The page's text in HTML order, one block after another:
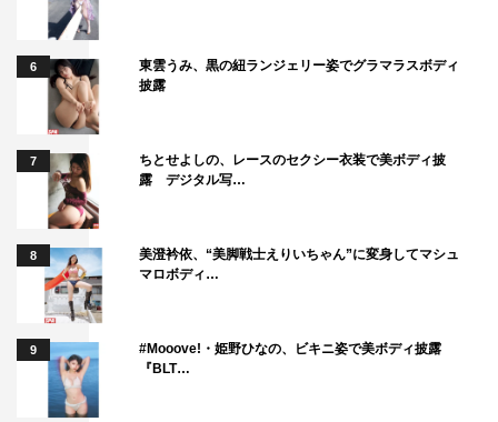
6月17日（土）スタート
出演：鈴木亮平 石橋杏奈 山崎育三郎 市川実日子／柳
沢慎吾 おかやまはじめ 竹財輝之助 井之脇海 犬飼直
紀／神野三鈴 平田満
監督：御法川修（『すーちゃんまいちゃんさわ子さん』
『人生、いろどり』『泣き虫ピエロの結婚式』）
脚本：池田奈津子（「砂の塔～知りすぎた隣人」「アリス
の棘」「アルジャーノンに花束を」）
音楽：サキタハヂメ（「フランケンシュタインの恋」「ど
根性ガエル」「シャキーン！」）
原作：魚乃目三太（少年画報社刊『思い出食堂』より）
チーフプロデューサー：武田吉孝
6
東雲うみ、黒の紐ランジェリー姿でグラマラスボディ
披露
7
ちとせよしの、レースのセクシー衣装で美ボディ披
露 デジタル写…
8
美澄衿依、“美脚戦士えりいちゃん”に変身してマシュ
マロボディ…
9
#Mooove!・姫野ひなの、ビキニ姿で美ボディ披露
『BLT…